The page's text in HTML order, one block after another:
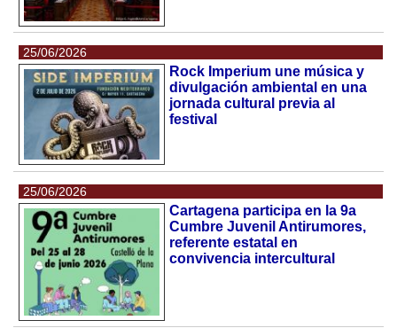
25/06/2026
Rock Imperium une música y
divulgación ambiental en una
jornada cultural previa al
festival
25/06/2026
Cartagena participa en la 9a
Cumbre Juvenil Antirumores,
referente estatal en
convivencia intercultural